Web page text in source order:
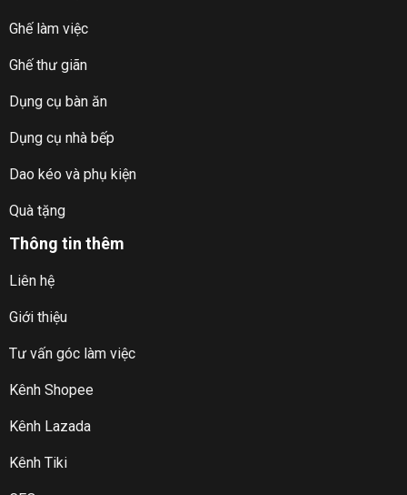
Ghế làm việc
Ghế thư giãn
Dụng cụ bàn ăn
Dụng cụ nhà bếp
Dao kéo và phụ kiện
Quà tặng
Thông tin thêm
Liên hệ
Giới thiệu
Tư vấn góc làm việc
Kênh Shopee
Kênh Lazada
Kênh Tiki